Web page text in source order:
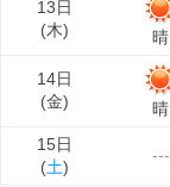
13日
(木) 晴
14日
(金) 晴
15日
(土)
---